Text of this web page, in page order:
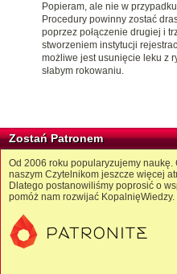
Popieram, ale nie w
Procedury powinny zostać
poprzez połączenie drugiej i
stworzeniem instytucji
możliwe jest usunięcie leku z
słabym rokowaniu.
Zostań Patronem
Od 2006 roku popularyzujemy
naszym Czytelnikom jeszcze więcej
Dlatego postanowiliśmy poprosić o
pomóż nam rozwijać KopalnięWiedzy.